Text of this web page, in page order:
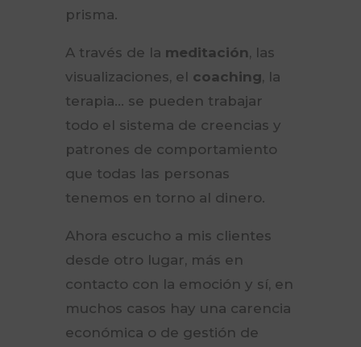
prisma.
A través de la meditación, las
visualizaciones, el coaching, la
terapia… se pueden trabajar
todo el sistema de creencias y
patrones de comportamiento
que todas las personas
tenemos en torno al dinero.
Ahora escucho a mis clientes
desde otro lugar, más en
contacto con la emoción y sí, en
muchos casos hay una carencia
económica o de gestión de